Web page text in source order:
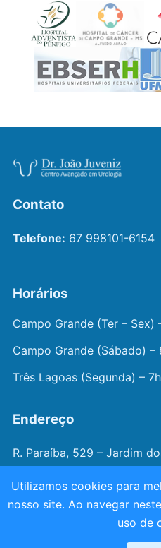
Contato
Telefone: 67 998101-6154
Horários
Campo Grande (Ter – Sex)
Campo Grande (Sábado) –
Três Lagoas (Segunda) –
Endereço
R. Paraíba, 529 – Jardim
– MS
© 2026 — Dr. João Juveniz
Utilizamos cookies para
nosso site. Ao navegar
uso de